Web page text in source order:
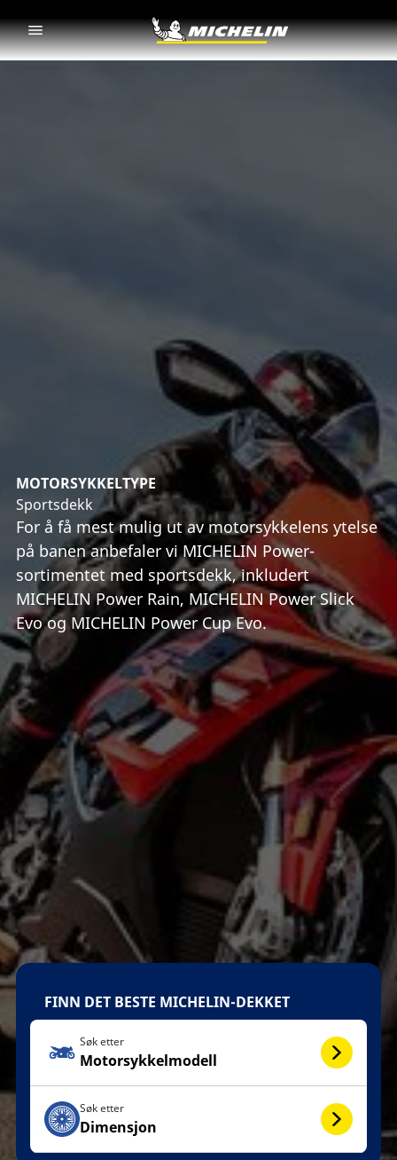
MOTORSYKKELTYPE
Sportsdekk
For å få mest mulig ut av motorsykkelens ytelse
på banen anbefaler vi MICHELIN Power-
sortimentet med sportsdekk, inkludert
MICHELIN Power Rain, MICHELIN Power Slick
Evo og MICHELIN Power Cup Evo.
FINN DET BESTE MICHELIN-DEKKET
Søk etter
Motorsykkelmodell
Søk etter
Dimensjon